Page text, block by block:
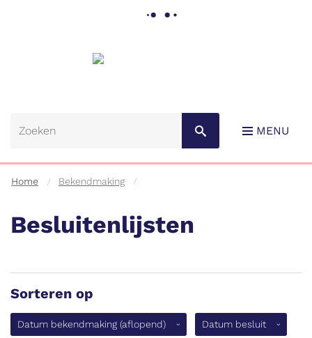
MENU
Home Bekendmaking
Besluitenlijsten
Sorteren op
Datum bekendmaking (aflopend) Datum besluit(aflopend)